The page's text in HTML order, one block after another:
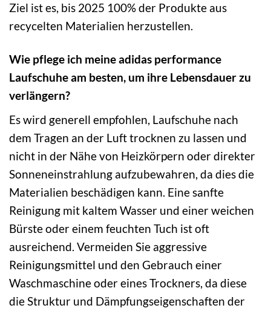
Ziel ist es, bis 2025 100% der Produkte aus
recycelten Materialien herzustellen.
Wie pflege ich meine adidas performance
Laufschuhe am besten, um ihre Lebensdauer zu
verlängern?
Es wird generell empfohlen, Laufschuhe nach
dem Tragen an der Luft trocknen zu lassen und
nicht in der Nähe von Heizkörpern oder direkter
Sonneneinstrahlung aufzubewahren, da dies die
Materialien beschädigen kann. Eine sanfte
Reinigung mit kaltem Wasser und einer weichen
Bürste oder einem feuchten Tuch ist oft
ausreichend. Vermeiden Sie aggressive
Reinigungsmittel und den Gebrauch einer
Waschmaschine oder eines Trockners, da diese
die Struktur und Dämpfungseigenschaften der